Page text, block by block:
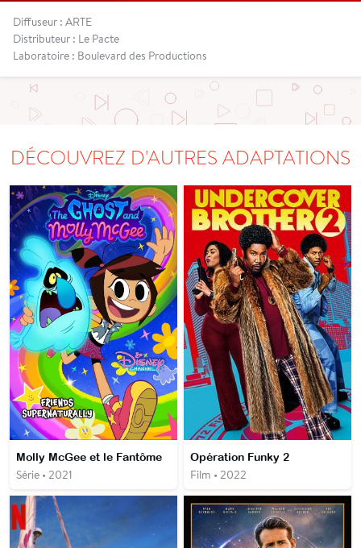
Diffuseur : ARTE
Distributeur : Le Pacte
Laboratoire : Boulevard des Productions
DÉCOUVREZ D'AUTRES ADAPTATIONS
Molly McGee et le Fantôme
Série • 2021
Opération Funky 2
Film • 2022